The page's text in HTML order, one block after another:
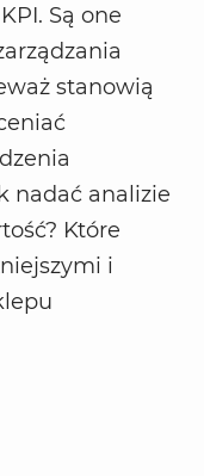
Są one
stanowią
nadać analizie
Które
i